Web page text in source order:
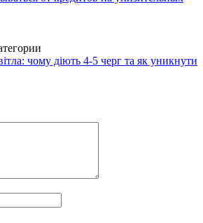
чому діють 4-5 черг та як уникнути